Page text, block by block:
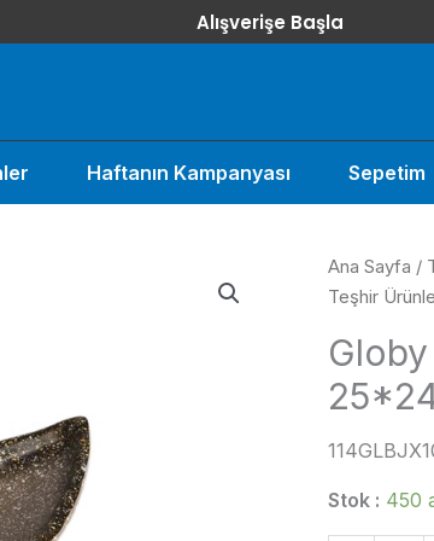
Alışverişe Başla
Haftanın Kampanyası Sepetim
Ana Sayfa /
Teşhir
Stok : 450